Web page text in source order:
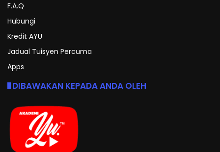
F.A.Q
Hubungi
Kredit AYU
Jadual Tuisyen Percuma
Apps
DIBAWAKAN KEPADA ANDA OLEH